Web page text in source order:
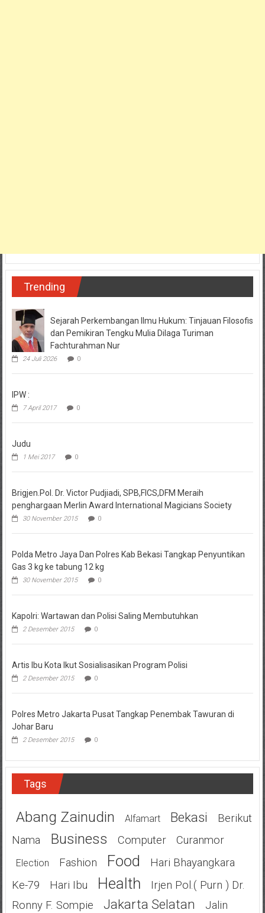
Trending
Sejarah Perkembangan Ilmu Hukum: Tinjauan Filosofis
dan Pemikiran Tengku Mulia Dilaga Turiman
Fachturahman Nur
24 Juli 2026 0
IPW :
7 April 2017 0
Judu
1 Mei 2017 0
Brigjen.Pol. Dr. Victor Pudjiadi, SPB,FICS,DFM Meraih
penghargaan Merlin Award International Magicians Society
30 November 2015 0
Polda Metro Jaya Dan Polres Kab Bekasi Tangkap Penyuntikan
Gas 3 kg ke tabung 12 kg
30 November 2015 0
Kapolri: Wartawan dan Polisi Saling Membutuhkan
2 Desember 2015 0
Artis Ibu Kota Ikut Sosialisasikan Program Polisi
2 Desember 2015 0
Polres Metro Jakarta Pusat Tangkap Penembak Tawuran di
Johar Baru
2 Desember 2015 0
Tags
Abang Zainudin Alfamart Bekasi
Berikut
Nama
Business Computer Curanmor
Election Fashion Food
Hari Bhayangkara
Ke-79
Hari Ibu Health
Irjen Pol.( Purn ) Dr.
Ronny F. Sompie
Jakarta Selatan
Jalin